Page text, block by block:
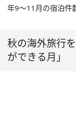
年9～11月の宿泊件
秋の海外旅行
ができる月」